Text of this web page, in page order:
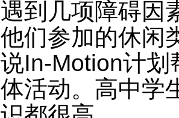
遇到几项障碍因
他们参加的休闲
说In-Motion计划
体活动。高中学